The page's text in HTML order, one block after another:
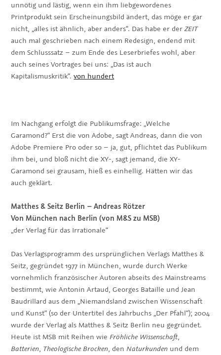
unnötig und lästig, wenn ein ihm liebgewordenes
Printprodukt sein Erscheinungsbild ändert, das möge er gar
nicht, „alles ist ähnlich, aber anders“. Das habe er derZEIT
auch mal geschrieben nach einem Redesign, endend mit
dem Schlusssatz – zum Ende des Leserbriefes wohl, aber
auch seines Vortrages bei uns: „Das ist auch
Kapitalismuskritik“.von hundert
Im Nachgang erfolgt die Publikumsfrage: „Welche
Garamond?“ Erst die von Adobe, sagt Andreas, dann die von
Adobe Premiere Pro oder so – ja, gut, pflichtet das Publikum
ihm bei, und bloß nicht die XY-, sagt jemand, die XY-
Garamond sei grausam, hieß es einhellig. Hätten wir das
auch geklärt.
Matthes & Seitz Berlin –Andreas Rötzer
Von München nach Berlin (von M&S zu MSB)
„der Verlag für das Irrationale“
Das Verlagsprogramm des ursprünglichen Verlags Matthes &
Seitz, gegründet 1977 in München, wurde durch Werke
vornehmlich französischer Autoren abseits des Mainstreams
bestimmt, wie Antonin Artaud, Georges Bataille und Jean
Baudrillard aus dem „Niemandsland zwischen Wissenschaft
und Kunst“ (so der Untertitel des Jahrbuchs „Der Pfahl“); 2004
wurde der Verlag als Matthes & Seitz Berlin neu gegründet.
Heute ist MSB mit Reihen wie Fröhliche Wissenschaft,
Batterien, Theologische Brocken, den Naturkunden und dem